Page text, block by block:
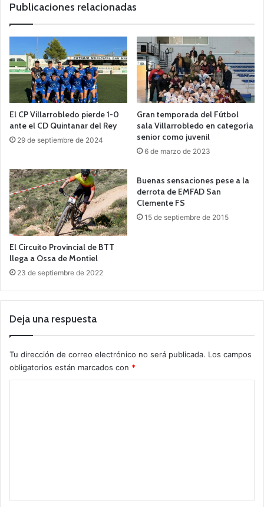
Publicaciones relacionadas
El CP Villarrobledo pierde 1-0
ante el CD Quintanar del Rey
29 de septiembre de 2024
Gran temporada del Fútbol
sala Villarrobledo en categoría
senior como juvenil
6 de marzo de 2023
El Circuito Provincial de BTT
llega a Ossa de Montiel
23 de septiembre de 2022
Buenas sensaciones pese a la
derrota de EMFAD San
Clemente FS
15 de septiembre de 2015
Deja una respuesta
Tu dirección de correo electrónico no será publicada. Los campos
obligatorios están marcados con *